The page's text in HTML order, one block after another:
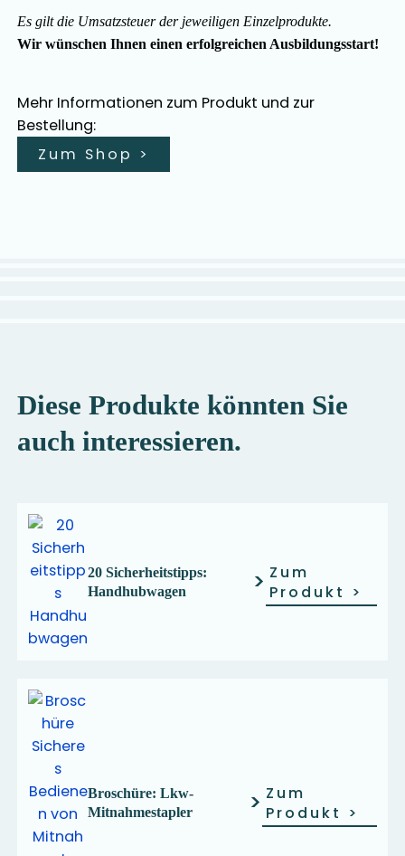
Es gilt die Umsatzsteuer der jeweiligen Einzelprodukte.
Wir wünschen Ihnen einen erfolgreichen Ausbildungsstart!
Mehr Informationen zum Produkt und zur
Bestellung:
Zum Shop >
Diese Produkte könnten Sie
auch interessieren.
20 Sicherheitstipps:
Handhubwagen
> Zum
Produkt >
Broschüre: Lkw-
Mitnahmestapler
> Zum
Produkt >